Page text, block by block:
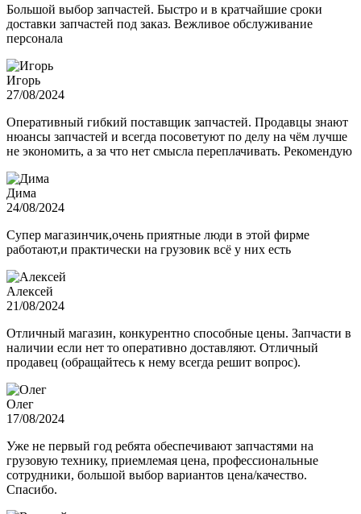
Большой выбор запчастей. Быстро и в кратчайшие сроки
доставки запчастей под заказ. Вежливое обслуживание
персонала
Игорь
27/08/2024
Оперативный гибкий поставщик запчастей. Продавцы знают
нюансы запчастей и всегда посоветуют по делу на чём лучше
не экономить, а за что нет смысла переплачивать. Рекомендую
Дима
24/08/2024
Супер магазинчик,очень приятные люди в этой фирме
работают,и практически на грузовик всё у них есть
Алексей
21/08/2024
Отличный магазин, конкурентно способные цены. Запчасти в
наличии если нет то оперативно доставляют. Отличный
продавец (обращайтесь к нему всегда решит вопрос).
Олег
17/08/2024
Уже не первый год ребята обеспечивают запчастями на
грузовую технику, приемлемая цена, профессиональные
сотрудники, большой выбор вариантов цена/качество.
Спасибо.